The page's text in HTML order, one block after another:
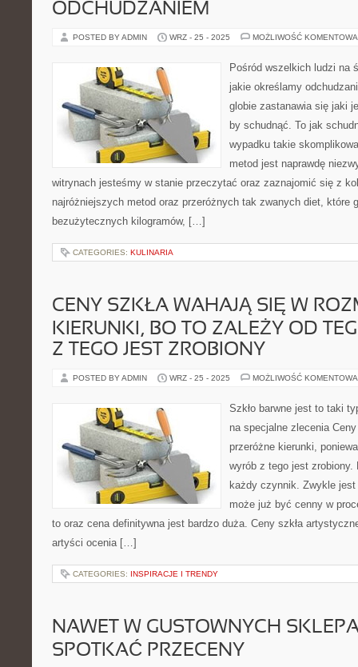
ODCHUDZANIEM
POSTED BY ADMIN WRZ - 25 - 2025 MOŻLIWOŚĆ
Pośród wszelkich ludzi na
jakie określamy
globie zastanawia się jaki
by schudnąć. To jak
wypadku takie
metod jest naprawdę
witrynach jesteśmy w stanie przeczytać oraz zaznajomić się z
najróżniejszych metod oraz przeróżnych tak zwanych diet, które
bezużytecznych kilogramów, […]
CATEGORIES: KULINARIA
CENY SZKŁA WAHAJĄ SIĘ W
KIERUNKI, BO TO ZALEŻY OD
Z TEGO JEST ZROBIONY
POSTED BY ADMIN WRZ - 25 - 2025 MOŻLIWOŚĆ
Szkło barwne jest to taki
na specjalne zlecenia
przeróżne kierunki,
wyrób z tego jest zrobiony.
każdy czynnik. Zwykle
może już być cenny w
to oraz cena definitywna jest bardzo duża. Ceny szkła
artyści ocenia […]
CATEGORIES: INSPIRACJE I TRENDY
NAWET W GUSTOWNYCH
SPOTKAĆ PRZECENY